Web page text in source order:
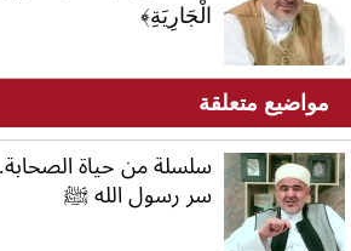
الْجَارِيَةِ﴾
مواضيع متعلقة
سلسلة من حياة
سر رسول الله ﷺ